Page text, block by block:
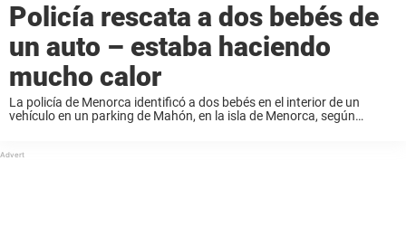
Policía rescata a dos bebés de
un auto – estaba haciendo
mucho calor
La policía de Menorca identificó a dos bebés en el interior de un
vehículo en un parking de Mahón, en la isla de Menorca, según